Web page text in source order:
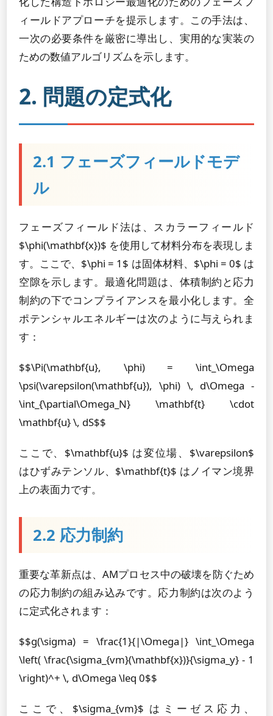
ィールドアプローチを提示します。この手法は、
一次の必要条件を厳密に導出し、実用的な実装の
ための数値アルゴリズムを示します。
2. 問題の定式化
2.1 フェーズフィールドモデ
ル
フェーズフィールド法は、スカラーフィールド
$\phi(\mathbf{x})$ を使用して材料分布を表現しま
す。ここで、$\phi = 1$ は固体材料、$\phi = 0$ は
空隙を示します。最適化問題は、体積制約と応力
制約の下でコンプライアンスを最小化します。全
ポテンシャルエネルギーは次のように与えられま
す：
$$\Pi(\mathbf{u}, \phi) = \int_\Omega
\psi(\varepsilon(\mathbf{u}), \phi) \, d\Omega -
\int_{\partial\Omega_N} \mathbf{t} \cdot
\mathbf{u} \, dS$$
ここで、$\mathbf{u}$ は変位場、$\varepsilon$
はひずみテンソル、$\mathbf{t}$ はノイマン境界
上の表面力です。
2.2 応力制約
重要な革新点は、AMプロセス中の破壊を防ぐため
の応力制約の組み込みです。応力制約は次のよう
に定式化されます：
$$g(\sigma) = \frac{1}{|\Omega|} \int_\Omega
\left( \frac{\sigma_{vm}(\mathbf{x})}{\sigma_y} - 1
\right)^+ \, d\Omega \leq 0$$
ここで、$\sigma_{vm}$ はミーゼス応力、